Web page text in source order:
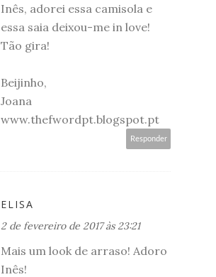
Inês, adorei essa camisola e
essa saia deixou-me in love!
Tão gira!
Beijinho,
Joana
www.thefwordpt.blogspot.pt
Responder
ELISA
2 de fevereiro de 2017 às 23:21
Mais um look de arraso! Adoro
Inês!